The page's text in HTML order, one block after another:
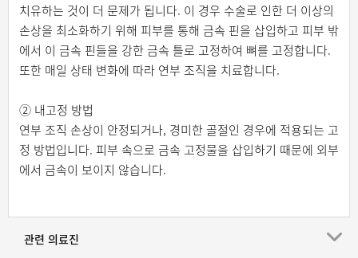
치유하는 것이 더 문제가 됩니다. 이 경우 수술로 인한 더 이상의
손상을 최소화하기 위해 피부를 통해 금속 핀을 삽입하고 피부 밖
에서 이 금속 핀들을 강한 금속 틀로 고정하여 뼈를 고정합니다.
또한 매일 상태 변화에 따라 연부 조직을 치료합니다.
② 내고정 방법
연부 조직 손상이 안정되거나, 경미한 골절인 경우에 적용되는 고
정 방법입니다. 피부 속으로 금속 고정물을 삽입하기 때문에 외부
에서 금속이 보이지 않습니다.
관련 의료진